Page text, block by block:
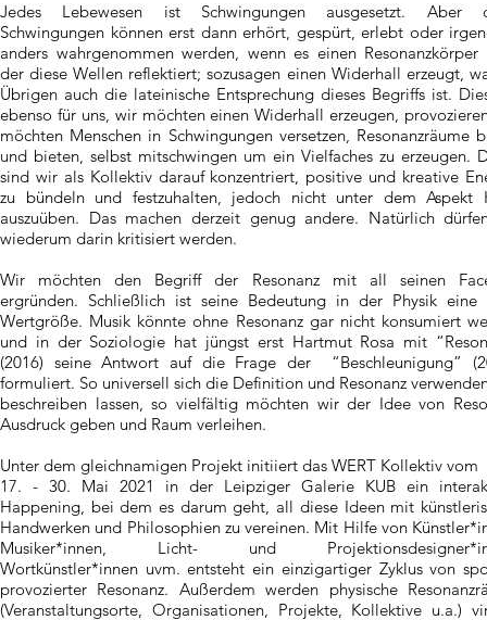
Jedes Lebewesen ist Schwingungen ausgesetzt. Aber
Schwingungen können erst dann erhört, gespürt, erlebt oder
anders wahrgenommen werden, wenn es einen
der diese Wellen reflektiert; sozusagen einen Widerhall erzeugt,
Übrigen auch die lateinische Entsprechung dieses Begriffs ist.
ebenso für uns, wir möchten einen Widerhall erzeugen,
möchten Menschen in Schwingungen versetzen, Resonanzräume
und bieten, selbst mitschwingen um ein Vielfaches zu erzeugen.
sind wir als Kollektiv darauf konzentriert, positive und kreative
zu bündeln und festzuhalten, jedoch nicht unter dem Aspekt
auszuüben. Das machen derzeit genug andere. Natürlich
wiederum darin kritisiert werden.
Wir möchten den Begriff der Resonanz mit all seinen
ergründen. Schließlich ist seine Bedeutung in der Physik eine
Wertgröße. Musik könnte ohne Resonanz gar nicht konsumiert
und in der Soziologie hat jüngst erst Hartmut Rosa mit
(2016) seine Antwort auf die Frage der “Beschleunigung”
formuliert. So universell sich die Definition und Resonanz
beschreiben lassen, so vielfältig möchten wir der Idee von
Ausdruck geben und Raum verleihen.
Unter dem gleichnamigen Projekt initiiert das WERT Kollektiv vom
17. - 30. Mai 2021 in der Leipziger Galerie KUB ein
Happening, bei dem es darum geht, all diese Ideen mit
Handwerken und Philosophien zu vereinen. Mit Hilfe von
Musiker*innen, Licht- und
Wortkünstler*innen uvm. entsteht ein einzigartiger Zyklus von
provozierter Resonanz. Außerdem werden physische
(Veranstaltungsorte, Organisationen, Projekte, Kollektive u.a.)